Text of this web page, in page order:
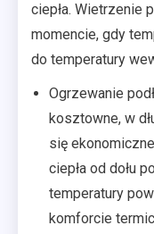
ciepła. Wietrzenie
momencie, gdy
do temperatury
Ogrzewanie
kosztowne, w
się
ciepła od dołu
temperatury
komforcie